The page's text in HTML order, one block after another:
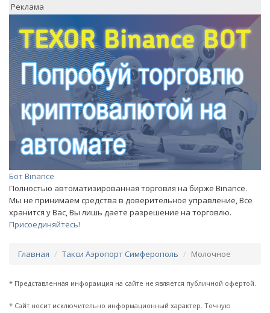
Реклама
Бот Binance
Полностью автоматизированная торговля на бирже Binance.
Мы не принимаем средства в доверительное управление, Все
хранится у Вас, Вы лишь даете разрешение на торговлю.
Присоединяйтесь!
Главная Такси Аэропорт Симферополь Молочное
* Представленная инфорамция на сайте не является публичной офертой.
* Сайт носит исключительно информационный характер. Точную